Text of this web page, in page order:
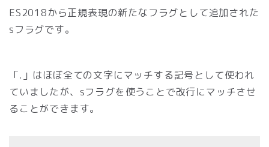
ES2018から正規表現の新たなフラグとして追加された
sフラグです。
「.」はほぼ全ての文字にマッチする記号として使われ
ていましたが、sフラグを使うことで改行にマッチさせ
ることができます。